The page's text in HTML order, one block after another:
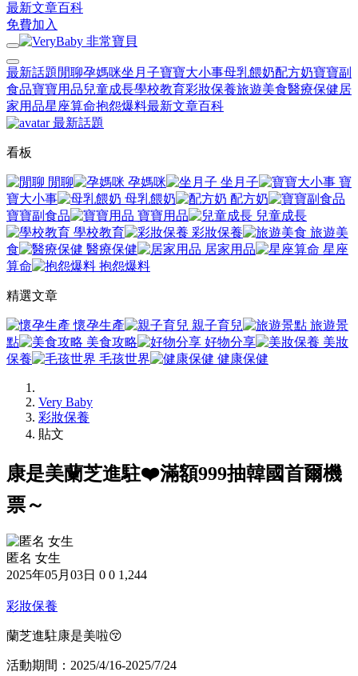
最新文章百科
免費加入
最新話題 閒聊孕媽咪坐月子寶寶大小事母乳餵奶配方奶寶寶副
食品寶寶用品兒童成長學校教育彩妝保養旅遊美食醫療保健居
家用品星座算命抱怨爆料最新文章百科
最新話題
看板
閒聊 孕媽咪 坐月子
寶
寶大小事
母乳餵奶
配方奶
寶寶副食品
寶寶用品
兒童成長
學校教育
彩妝保養
旅遊美
食
醫療保健 居家用品
星座
算命
抱怨爆料
精選文章
懷孕生產 親子育兒
旅遊景
點
美食攻略 好物分享
美妝
保養
毛孩世界 健康保健
Very Baby
彩妝保養
貼文
康是美蘭芝進駐❤️滿額999抽韓國首爾機
票～
匿名 女生
2025年05月03日 0 0 1,244
彩妝保養
蘭芝進駐康是美啦😚
活動期間：2025/4/16-2025/7/24